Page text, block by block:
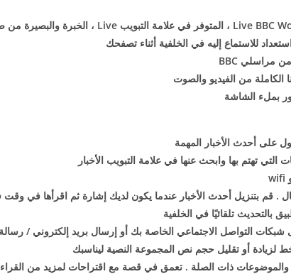
Live BBC
للاستماع إليه في الخلفية أثناء تصفحك
مراسلي BBC
الكاملة من الفيديو والصوت
بملء الشاشة
على أحدث الأخبار المهمة
التي تهتم بها وابحث عنها في علامة التبويب الأخبار
. قم بتنزيل أحدث الأخبار عندما يكون لديك إشارة ثم اقرأها في
بالتحديث تلقائيًا في الخلفية
التواصل الاجتماعي الخاصة بك أو إرسال بريد إلكتروني /
لزيادة أو تقليل حجم نص المجموعة النصية ليناسبك
ذات الصلة . تعمق في قصة مع اقتراحات لمزيد من